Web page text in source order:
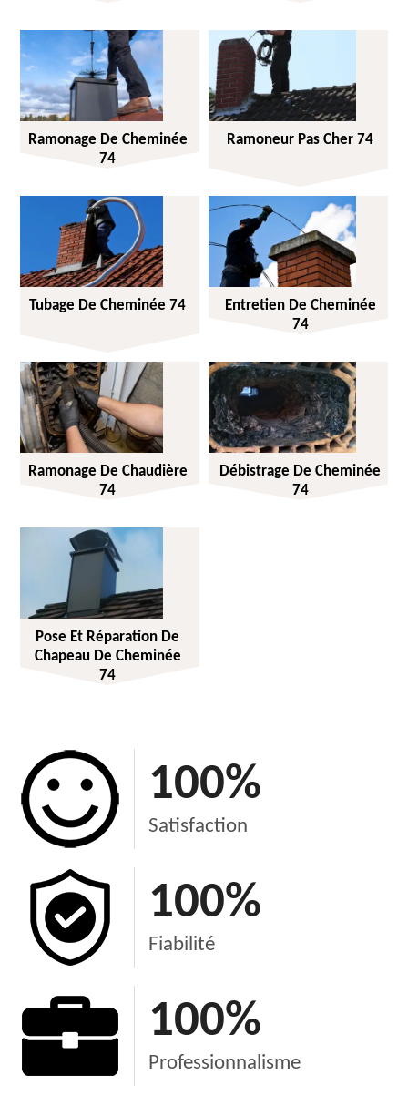
Ramonage De Cheminée
74
Ramoneur Pas Cher 74
Tubage De Cheminée 74
Entretien De Cheminée
74
Ramonage De Chaudière
74
Débistrage De Cheminée
74
Pose Et Réparation De
Chapeau De Cheminée
74
100%
Satisfaction
100%
Fiabilité
100%
Professionnalisme